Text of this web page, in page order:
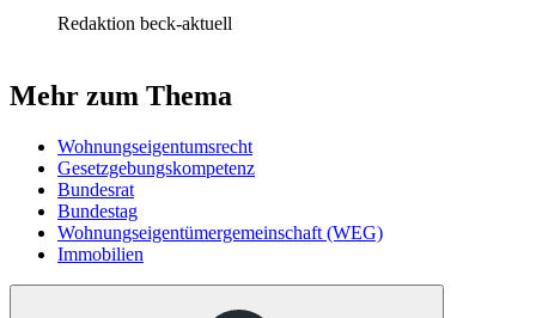
Redaktion beck-aktuell
Mehr zum Thema
Wohnungseigentumsrecht
Gesetzgebungskompetenz
Bundesrat
Bundestag
Wohnungseigentümergemeinschaft (WEG)
Immobilien